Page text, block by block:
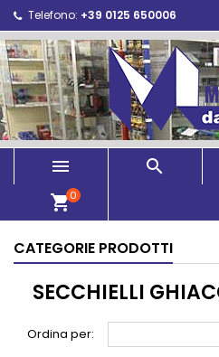
Telefono: +39 0125 650006
 
shopping_cart0
CATEGORIE PRODOTTI
SECCHIELLI
Ordina per: